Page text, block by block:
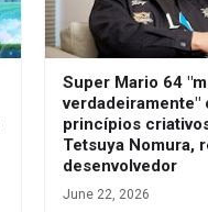
Super Mario 64
verdadeiramente"
princípios
Tetsuya Nomura,
desenvolvedor
June 22, 2026